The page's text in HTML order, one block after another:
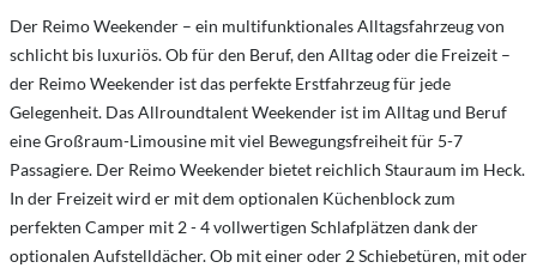
Der Reimo Weekender – ein multifunktionales Alltagsfahrzeug von
schlicht bis luxuriös. Ob für den Beruf, den Alltag oder die Freizeit –
der Reimo Weekender ist das perfekte Erstfahrzeug für jede
Gelegenheit. Das Allroundtalent Weekender ist im Alltag und Beruf
eine Großraum-Limousine mit viel Bewegungsfreiheit für 5-7
Passagiere. Der Reimo Weekender bietet reichlich Stauraum im Heck.
In der Freizeit wird er mit dem optionalen Küchenblock zum
perfekten Camper mit 2 - 4 vollwertigen Schlafplätzen dank der
optionalen Aufstelldächer. Ob mit einer oder 2 Schiebetüren, mit oder